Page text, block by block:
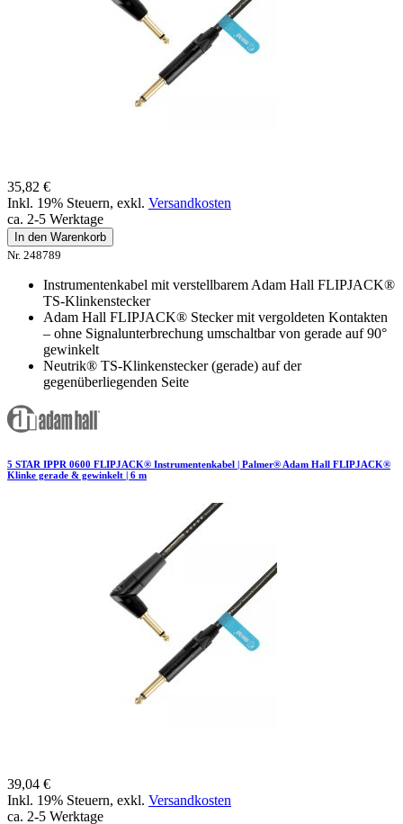
35,82 €
Inkl. 19% Steuern, exkl. Versandkosten
ca. 2-5 Werktage
In den Warenkorb
Nr. 248789
Instrumentenkabel mit verstellbarem Adam Hall FLIPJACK®
TS-Klinkenstecker
Adam Hall FLIPJACK® Stecker mit vergoldeten Kontakten
– ohne Signalunterbrechung umschaltbar von gerade auf 90°
gewinkelt
Neutrik® TS-Klinkenstecker (gerade) auf der
gegenüberliegenden Seite
5 STAR IPPR 0600 FLIPJACK® Instrumentenkabel | Palmer® Adam Hall FLIPJACK®
Klinke gerade & gewinkelt | 6 m
39,04 €
Inkl. 19% Steuern, exkl. Versandkosten
ca. 2-5 Werktage